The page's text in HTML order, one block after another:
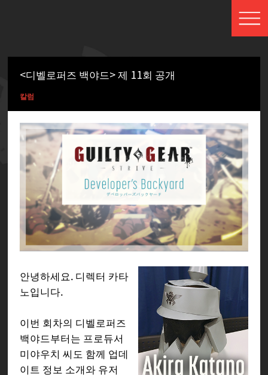
<디벨로퍼즈 백야드> 제 11회 공개
칼럼
안녕하세요. 디렉터 카타
노입니다.
이번 회차의 디벨로퍼즈
백야드부터는 프로듀서
미야우치 씨도 함께 업데
이트 정보 소개와 유저